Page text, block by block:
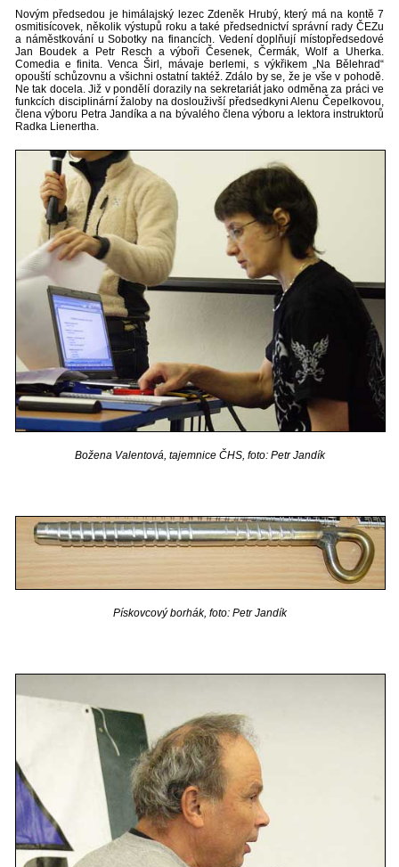
Novým předsedou je himálajský lezec Zdeněk Hrubý, který má na kontě 7
osmitisícovek, několik výstupů roku a také předsednictví správní rady ČEZu
a náměstkování u Sobotky na financích. Vedení doplňují místopředsedové
Jan Boudek a Petr Resch a výboři Česenek, Čermák, Wolf a Uherka.
Comedia e finita. Venca Širl, mávaje berlemi, s výkřikem „Na Bělehrad“
opouští schůzovnu a všichni ostatní taktéž. Zdálo by se, že je vše v pohodě.
Ne tak docela. Již v pondělí dorazily na sekretariát jako odměna za práci ve
funkcích disciplinární žaloby na doslouživší předsedkyni Alenu Čepelkovou,
člena výboru Petra Jandíka a na bývalého člena výboru a lektora instruktorů
Radka Lienertha.
Božena Valentová, tajemnice ČHS, foto: Petr Jandík
Pískovcový borhák, foto: Petr Jandík